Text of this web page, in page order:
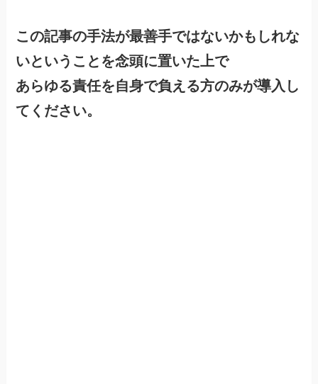
この記事の手法が最善手ではないかもしれな
いということを念頭に置いた上で
あらゆる責任を自身で負える方のみが導入し
てください。